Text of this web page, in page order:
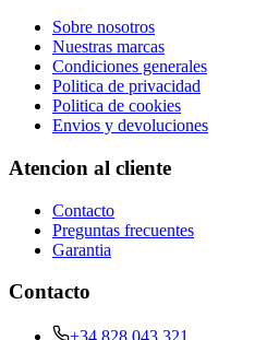
Sobre nosotros
Nuestras marcas
Condiciones generales
Politica de privacidad
Politica de cookies
Envios y devoluciones
Atencion al cliente
Contacto
Preguntas frecuentes
Garantia
Contacto
+34 828 043 321